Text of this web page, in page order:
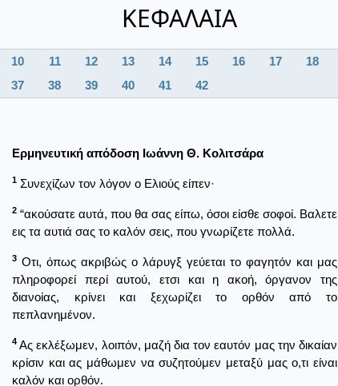
ΚΕΦΑΛΑΙΑ
10 11 12 13 14 15 16 17 18
37 38 39 40 41 42
Ερμηνευτική απόδοση Ιωάννη Θ. Κολιτσάρα
1 Συνεχίζων τον λόγον ο Ελιούς είπεν·
2 “ακούσατε αυτά, που θα σας είπω, όσοι είσθε σοφοί. Βαλετε
εις τα αυτιά σας το καλόν σεις, που γνωρίζετε πολλά.
3 Οτι, όπως ακριβώς ο λάρυγξ γεύεται το φαγητόν και μας
πληροφορεί περί αυτού, ετσι και η ακοή, όργανον της
διανοίας, κρίνει και ξεχωρίζει το ορθόν από το
πεπλανημένον.
4 Ας εκλέξωμεν, λοιπόν, μαζή δια τον εαυτόν μας την δικαίαν
κρίσιν και ας μάθωμεν να συζητούμεν μεταξύ μας ο,τι είναι
καλόν και ορθόν.